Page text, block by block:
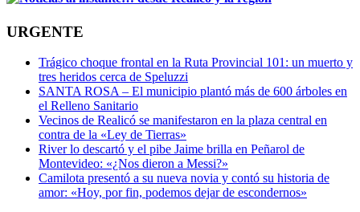
URGENTE
Trágico choque frontal en la Ruta Provincial 101: un muerto y
tres heridos cerca de Speluzzi
SANTA ROSA – El municipio plantó más de 600 árboles en
el Relleno Sanitario
Vecinos de Realicó se manifestaron en la plaza central en
contra de la «Ley de Tierras»
River lo descartó y el pibe Jaime brilla en Peñarol de
Montevideo: «¿Nos dieron a Messi?»
Camilota presentó a su nueva novia y contó su historia de
amor: «Hoy, por fin, podemos dejar de escondernos»